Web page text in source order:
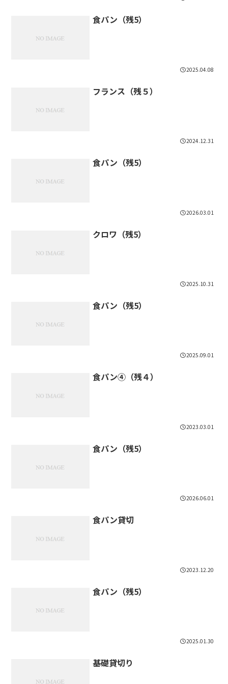
食パン（残5）
2025.04.08
フランス（残５）
2024.12.31
食パン（残5）
2026.03.01
クロワ（残5）
2025.10.31
食パン（残5）
2025.09.01
食パン④（残４）
2023.03.01
食パン（残5）
2026.06.01
食パン貸切
2023.12.20
食パン（残5）
2025.01.30
基礎貸切り